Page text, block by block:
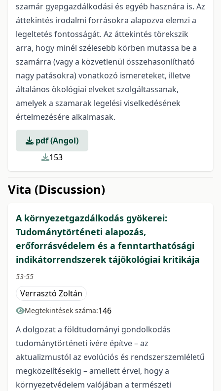
szamár gyepgazdálkodási és egyéb hasznára is. Az
áttekintés irodalmi forrásokra alapozva elemzi a
legeltetés fontosságát. Az áttekintés törekszik
arra, hogy minél szélesebb körben mutassa be a
szamárra (vagy a közvetlenül összehasonlítható
nagy patásokra) vonatkozó ismereteket, illetve
általános ökológiai elveket szolgáltassanak,
amelyek a szamarak legelési viselkedésének
értelmezésére alkalmasak.
pdf (Angol)
153
Vita (Discussion)
A környezetgazdálkodás gyökerei:
Tudománytörténeti alapozás,
erőforrásvédelem és a fenntarthatósági
indikátorrendszerek tájökológiai kritikája
53-55
Verrasztó Zoltán
Megtekintések száma:146
A dolgozat a földtudományi gondolkodás
tudománytörténeti ívére építve – az
aktualizmustól az evolúciós és rendszerszemléletű
megközelítésekig – amellett érvel, hogy a
környezetvédelem valójában a természeti